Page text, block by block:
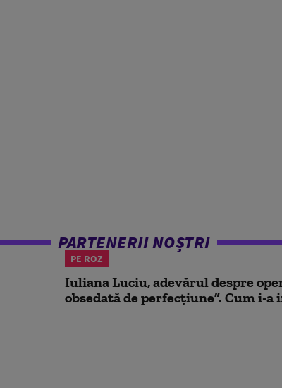
PARTENERII NOȘTRI
PE ROZ
Iuliana Luciu, adevărul despre
obsedată de perfecțiune”. Cum i-